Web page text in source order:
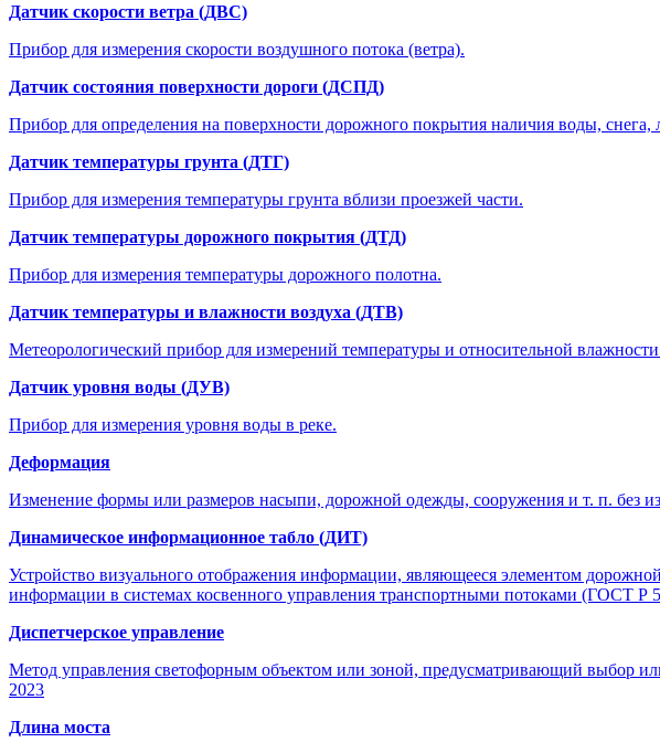
Датчик скорости ветра (ДВС)
Прибор для измерения скорости воздушного потока (ветра).
Датчик состояния поверхности дороги (ДСПД)
Прибор для определения на поверхности дорожного покрытия наличия воды,
Датчик температуры грунта (ДТГ)
Прибор для измерения температуры грунта вблизи проезжей части.
Датчик температуры дорожного покрытия (ДТД)
Прибор для измерения температуры дорожного полотна.
Датчик температуры и влажности воздуха (ДТВ)
Метеорологический прибор для измерений температуры и относительной
Датчик уровня воды (ДУВ)
Прибор для измерения уровня воды в реке.
Деформация
Изменение формы или размеров насыпи, дорожной одежды, сооружения и т. п. без
Динамическое информационное табло (ДИТ)
Устройство визуального отображения информации, являющееся элементом
информации в системах косвенного управления транспортными потоками (ГОСТ Р
Диспетчерское управление
Метод управления светофорным объектом или зоной, предусматривающий выбор
2023
Длина моста